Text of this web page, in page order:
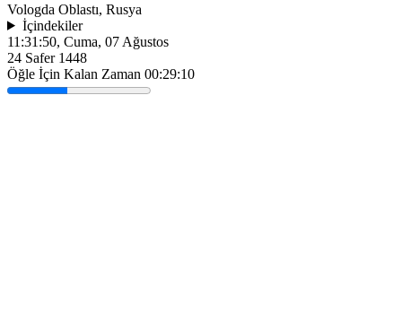
Vologda Oblastı, Rusya
İçindekiler
11:31:50, Cuma, 07 Ağustos
24 Safer 1448
Öğle İçin Kalan Zaman 00:29:10